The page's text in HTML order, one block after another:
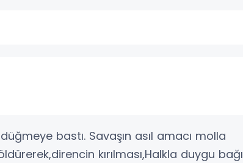
bastı. Savaşın asıl amacı molla
kırılması,Halkla duygu bağı